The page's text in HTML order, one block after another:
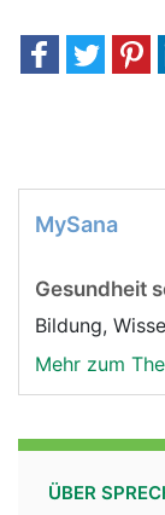
MySana
Gesundheit
Bildung,
Mehr zum
ÜBER